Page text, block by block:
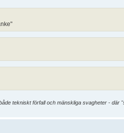
tekniskt förfall och mänskliga svagheter - där